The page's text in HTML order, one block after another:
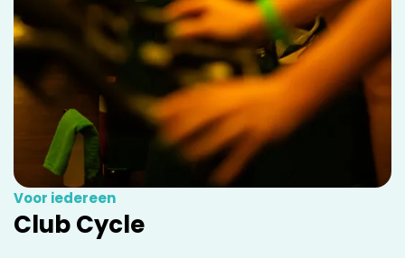
Voor iedereen
Club Cycle